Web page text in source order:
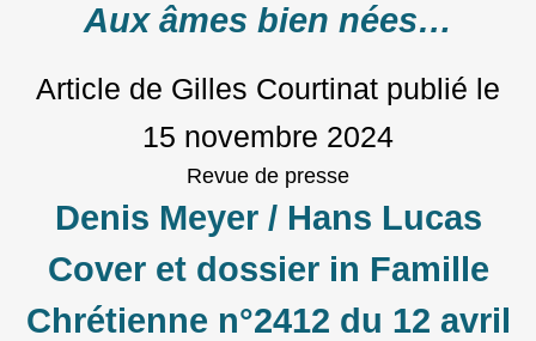
Aux âmes bien nées…
Article de Gilles Courtinat publié le
15 novembre 2024
Revue de presse
Denis Meyer / Hans Lucas
Cover et dossier in Famille
Chrétienne n°2412 du 12 avril